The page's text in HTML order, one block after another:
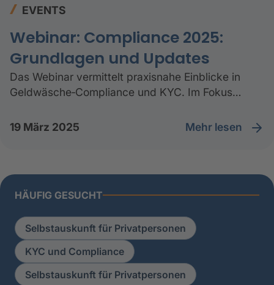
EVENTS
Webinar: Compliance 2025:
Grundlagen und Updates
Das Webinar vermittelt praxisnahe Einblicke in
Geldwäsche‑Compliance und KYC. Im Fokus
sowie aktuelle regulatorische Entwicklungen.
19 März 2025 Mehr lesen
HÄUFIG GESUCHT
Selbstauskunft für Privatpersonen
KYC und Compliance
Selbstauskunft für Privatpersonen